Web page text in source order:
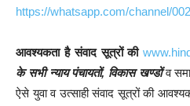
https://whatsapp.com/channel/
आवश्यकता है संवाद सूत्रों की
के सभी न्याय पंचायतों, विकास खण्डों व
ऐसे युवा व उत्साही संवाद सूत्रों की